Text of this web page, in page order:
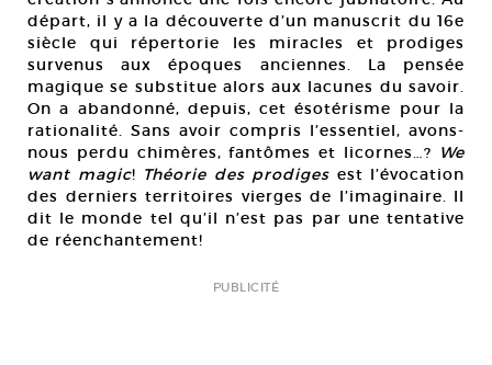
départ, il y a la découverte d’un manuscrit du 16e
siècle qui répertorie les miracles et prodiges
survenus aux époques anciennes. La pensée
magique se substitue alors aux lacunes du savoir.
On a abandonné, depuis, cet ésotérisme pour la
rationalité. Sans avoir compris l’essentiel, avons-
nous perdu chimères, fantômes et licornes…? We
want magic! Théorie des prodiges est l’évocation
des derniers territoires vierges de l’imaginaire. Il
dit le monde tel qu’il n’est pas par une tentative
de réenchantement!
PUBLICITÉ